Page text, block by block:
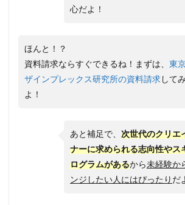
心だよ！
ほんと！？
資料請求ならすぐできるね！まずは、 東
ザインプレックス研究所の資料請求して
よ！
あと補足で、 次世代のクリエ
ナーに求められる志向性やス
ログラムがあるから未経験か
ンジしたい人にはぴったり だ